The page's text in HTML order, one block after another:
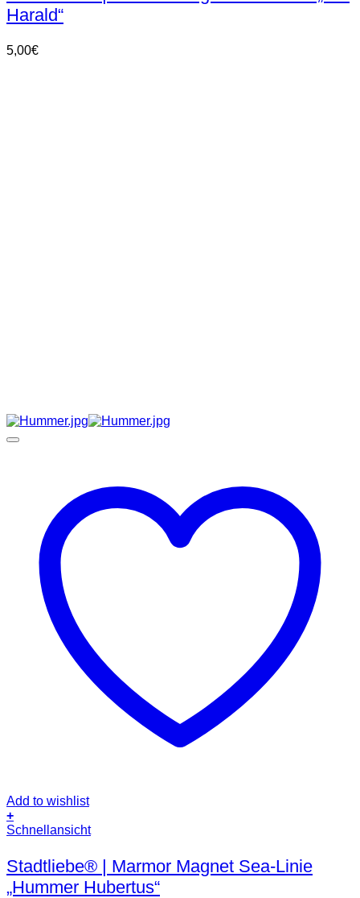
Harald“
5,00€
Add to wishlist
+
Schnellansicht
Stadtliebe® | Marmor Magnet Sea-Linie
„Hummer Hubertus“